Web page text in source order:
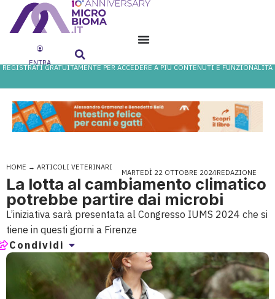
ENTRA
REGISTRATI GRATUITAMENTE PER ACCEDERE A PIÙ CONTENUTI E FUNZIONALITÀ
HOME → ARTICOLI VETERINARI
MARTEDÌ 22 OTTOBRE 2024REDAZIONE
La lotta al cambiamento climatico
potrebbe partire dai microbi
L’iniziativa sarà presentata al Congresso IUMS 2024 che si
tiene in questi giorni a Firenze
Condividi